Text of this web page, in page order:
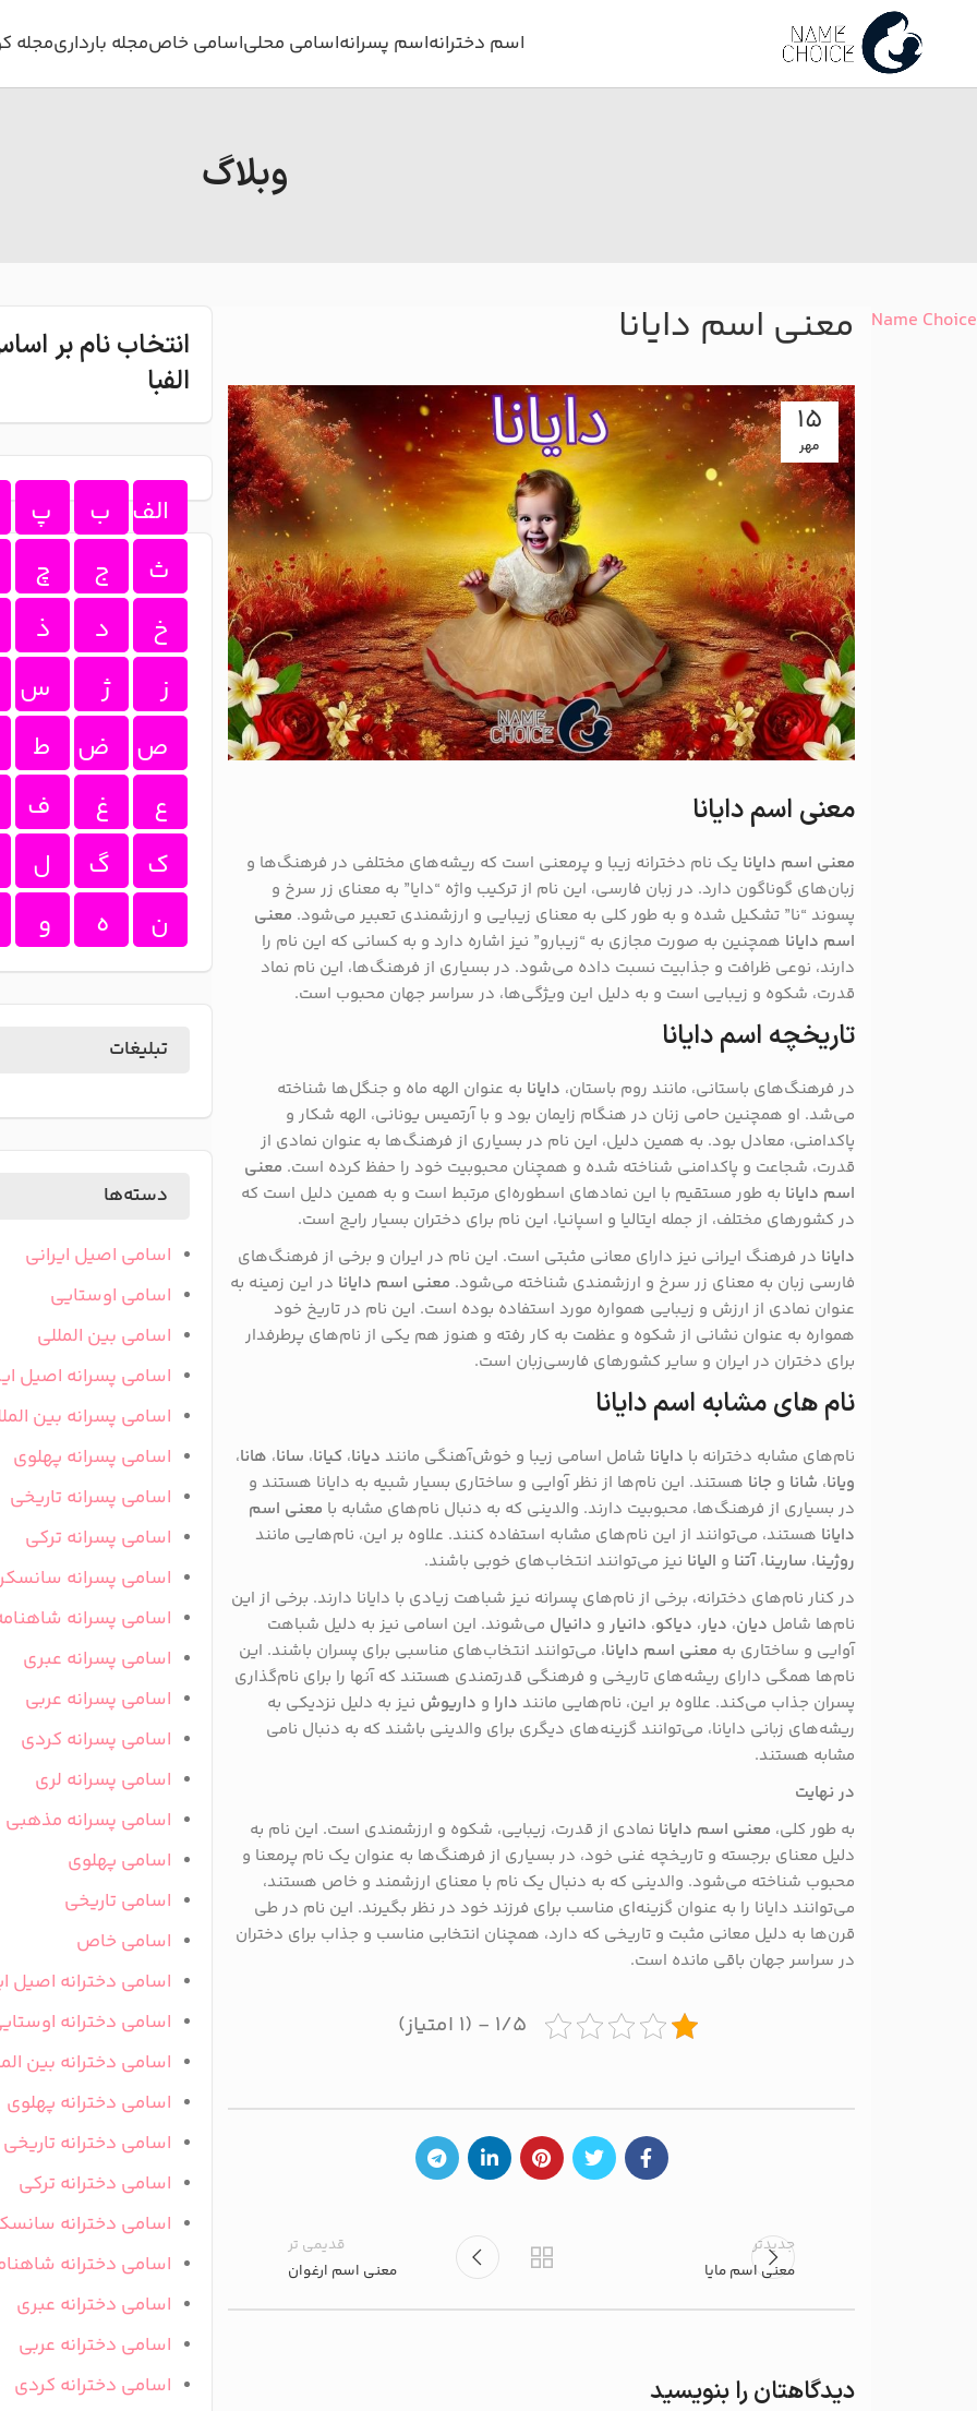
اسم دخترانهاسم پسرانهاسامی محلیاسامی خاصمجله بارداریمجله
وبلاگ
Name Choice معنی اسم دایانا
15
مهر
معنی اسم دایانا
معنی اسم دایانا یک نام دخترانه زیبا و پرمعنی است که ریشه‌های مختلفی در فرهنگ‌ها و
زبان‌های گوناگون دارد. در زبان فارسی، این نام از ترکیب واژه “دایا” به معنای زر سرخ و
پسوند “نا” تشکیل شده و به طور کلی به معنای زیبایی و ارزشمندی تعبیر می‌شود. معنی
اسم دایانا همچنین به صورت مجازی به “زیبارو” نیز اشاره دارد و به کسانی که این نام را
دارند، نوعی ظرافت و جذابیت نسبت داده می‌شود. در بسیاری از فرهنگ‌ها، این نام نماد
قدرت، شکوه و زیبایی است و به دلیل این ویژگی‌ها، در سراسر جهان محبوب است.
تاریخچه اسم دایانا
در فرهنگ‌های باستانی، مانند روم باستان، دایانا به عنوان الهه ماه و جنگل‌ها شناخته
می‌شد. او همچنین حامی زنان در هنگام زایمان بود و با آرتمیس یونانی، الهه شکار و
پاکدامنی، معادل بود. به همین دلیل، این نام در بسیاری از فرهنگ‌ها به عنوان نمادی از
قدرت، شجاعت و پاکدامنی شناخته شده و همچنان محبوبیت خود را حفظ کرده است. معنی
اسم دایانا به طور مستقیم با این نمادهای اسطوره‌ای مرتبط است و به همین دلیل است که
در کشورهای مختلف، از جمله ایتالیا و اسپانیا، این نام برای دختران بسیار رایج است.
دایانا در فرهنگ ایرانی نیز دارای معانی مثبتی است. این نام در ایران و برخی از فرهنگ‌های
فارسی زبان به معنای زر سرخ و ارزشمندی شناخته می‌شود. معنی اسم دایانا در این زمینه به
عنوان نمادی از ارزش و زیبایی همواره مورد استفاده بوده است. این نام در تاریخ خود
همواره به عنوان نشانی از شکوه و عظمت به کار رفته و هنوز هم یکی از نام‌های پرطرفدار
برای دختران در ایران و سایر کشورهای فارسی‌زبان است.
نام های مشابه اسم دایانا
نام‌های مشابه دخترانه با دایانا شامل اسامی زیبا و خوش‌آهنگی مانند دیانا، کیانا، سانا، هانا،
ویانا، شانا و جانا هستند. این نام‌ها از نظر آوایی و ساختاری بسیار شبیه به دایانا هستند و
در بسیاری از فرهنگ‌ها، محبوبیت دارند. والدینی که به دنبال نام‌های مشابه با معنی اسم
دایانا هستند، می‌توانند از این نام‌های مشابه استفاده کنند. علاوه بر این، نام‌هایی مانند
روژینا، سارینا،آتنا و الیانا نیز می‌توانند انتخاب‌های خوبی باشند.
در کنار نام‌های دخترانه، برخی از نام‌های پسرانه نیز شباهت زیادی با دایانا دارند. برخی از این
نام‌ها شامل دیان، دیار، دیاکو، دانیار و دانیال می‌شوند. این اسامی نیز به دلیل شباهت
آوایی و ساختاری به معنی اسم دایانا، می‌توانند انتخاب‌های مناسبی برای پسران باشند. این
نام‌ها همگی دارای ریشه‌های تاریخی و فرهنگی قدرتمندی هستند که آنها را برای نام‌گذاری
پسران جذاب می‌کند. علاوه بر این، نام‌هایی مانند دارا و داریوش نیز به دلیل نزدیکی به
ریشه‌های زبانی دایانا، می‌توانند گزینه‌های دیگری برای والدینی باشند که به دنبال نامی
مشابه هستند.
در نهایت
به طور کلی، معنی اسم دایانا نمادی از قدرت، زیبایی، شکوه و ارزشمندی است. این نام به
دلیل معنای برجسته و تاریخچه غنی خود، در بسیاری از فرهنگ‌ها به عنوان یک نام پرمعنا و
محبوب شناخته می‌شود. والدینی که به دنبال یک نام با معنای ارزشمند و خاص هستند،
می‌توانند دایانا را به عنوان گزینه‌ای مناسب برای فرزند خود در نظر بگیرند. این نام در طی
قرن‌ها به دلیل معانی مثبت و تاریخی که دارد، همچنان انتخابی مناسب و جذاب برای دختران
در سراسر جهان باقی مانده است.
۱/۵ - (۱ امتیاز)
جدیدتر
معنی اسم مایا
قدیمی تر
معنی اسم ارغوان
دیدگاهتان را بنویسید
انتخاب نام بر
الفبا
الف ب
پ
ث
ج
چ
خ
د
ذ
ز
ژ
س
ص
ض
ط
ع
غ
ف
ک
گ
ل
ن
ه و
تبلیغات
دسته‌ها
اسامی اصیل ایرانی
اسامی اوستایی
اسامی بین المللی
اسامی پسرانه اصیل
اسامی پسرانه بین
اسامی پسرانه پهلوی
اسامی پسرانه تاریخی
اسامی پسرانه ترکی
اسامی پسرانه
اسامی پسرانه
اسامی پسرانه عبری
اسامی پسرانه عربی
اسامی پسرانه کردی
اسامی پسرانه لری
اسامی پسرانه مذهبی
اسامی پهلوی
اسامی تاریخی
اسامی خاص
اسامی دخترانه اصیل
اسامی دخترانه
اسامی دخترانه بین
اسامی دخترانه پهلوی
اسامی دخترانه تاریخی
اسامی دخترانه ترکی
اسامی دخترانه
اسامی دخترانه
اسامی دخترانه عبری
اسامی دخترانه عربی
اسامی دخترانه کردی